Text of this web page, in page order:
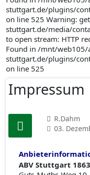
stuttgart.de/plugins/
on line 525 Warning:
stuttgart.de/media/
to open stream: HTTP
Found in /mnt/
stuttgart.de/plugins/
on line 525
Impressum
R.Dahm
03.
ABV Stuttgart 1863